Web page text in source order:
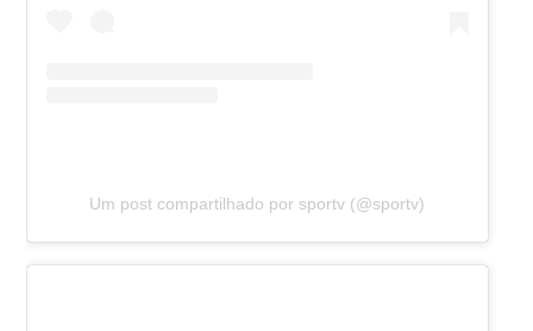
Um post compartilhado por sportv (@sportv)